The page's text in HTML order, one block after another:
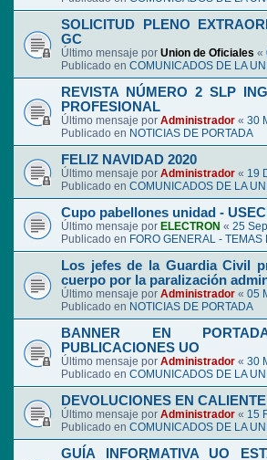
SOLICITUD PLENO
GC
Último mensaje por Union de Oficiales «
Publicado en COMUNICADOS DE LA
REVISTA NÚMERO 2 SLP
PROFESIONAL
Último mensaje por Administrador « 30
Publicado en NOTICIAS DE PORTADA
FELIZ NAVIDAD 2020
Último mensaje por Administrador « 19
Publicado en COMUNICADOS DE LA
Cupo pabellones unidad -
Último mensaje por ELECTRON « 25
Publicado en FORO GENERAL -
Los jefes de la Guardia Civil
cuerpo por la paralización
Último mensaje por Administrador « 05
Publicado en NOTICIAS DE PORTADA
BANNER EN
PUBLICACIONES UO
Último mensaje por Administrador « 30
Publicado en COMUNICADOS DE LA
DEVOLUCIONES EN CALIENTE
Último mensaje por Administrador « 15
Publicado en COMUNICADOS DE LA
GUÍA INFORMATIVA UO